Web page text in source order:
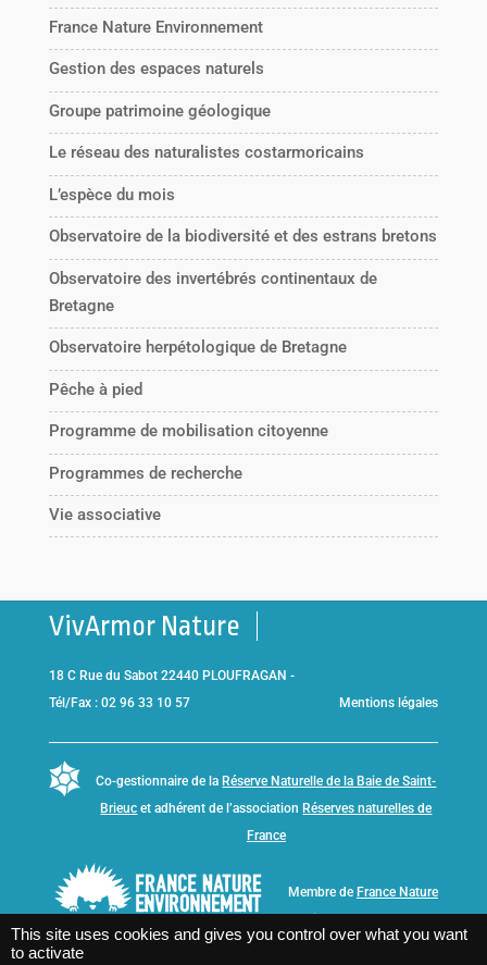
France Nature Environnement
Gestion des espaces naturels
Groupe patrimoine géologique
Le réseau des naturalistes costarmoricains
L’espèce du mois
Observatoire de la biodiversité et des estrans bretons
Observatoire des invertébrés continentaux de
Bretagne
Observatoire herpétologique de Bretagne
Pêche à pied
Programme de mobilisation citoyenne
Programmes de recherche
Vie associative
VivArmor Nature
18 C Rue du Sabot 22440 PLOUFRAGAN -
Tél/Fax : 02 96 33 10 57
Mentions légales
Co-gestionnaire de la Réserve Naturelle de la Baie de Saint-
Brieuc et adhérent de l’association Réserves naturelles de
France
Membre de France Nature
This site uses cookies and gives you control over what you want
to activate